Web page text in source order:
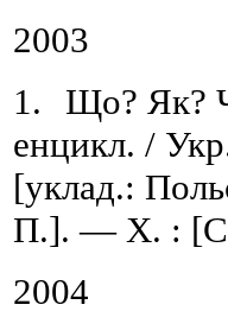
2003
1.
Що? Як?
енцикл. /
[уклад.:
П.]. — Х. :
2004